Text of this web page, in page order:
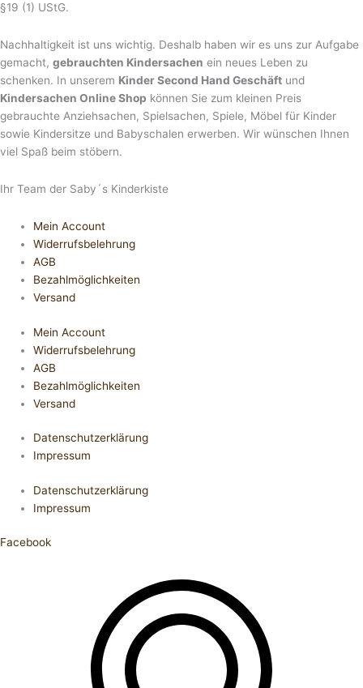
§19 (1) UStG.
Nachhaltigkeit ist uns wichtig. Deshalb haben wir es uns zur Aufgabe
gemacht, gebrauchten Kindersachen ein neues Leben zu
schenken. In unserem Kinder Second Hand Geschäft und
Kindersachen Online Shop können Sie zum kleinen Preis
gebrauchte Anziehsachen, Spiel­sachen, Spiele, Möbel für Kinder
sowie Kindersitze und Babyschalen erwerben. Wir wünschen Ihnen
viel Spaß beim stöbern.
Ihr Team der Saby´s Kinderkiste
Mein Account
Widerrufsbelehrung
AGB
Bezahlmöglichkeiten
Versand
Mein Account
Widerrufsbelehrung
AGB
Bezahlmöglichkeiten
Versand
Datenschutzerklärung
Impressum
Datenschutzerklärung
Impressum
Facebook